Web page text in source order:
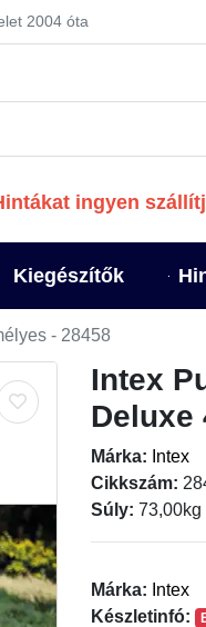
2004 óta
ingyen
Kiegészítők
- 28458
Intex
Deluxe
Márka: Intex
Cikkszám:
Súly: 73,00kg
Márka: Intex
Készletinfó: